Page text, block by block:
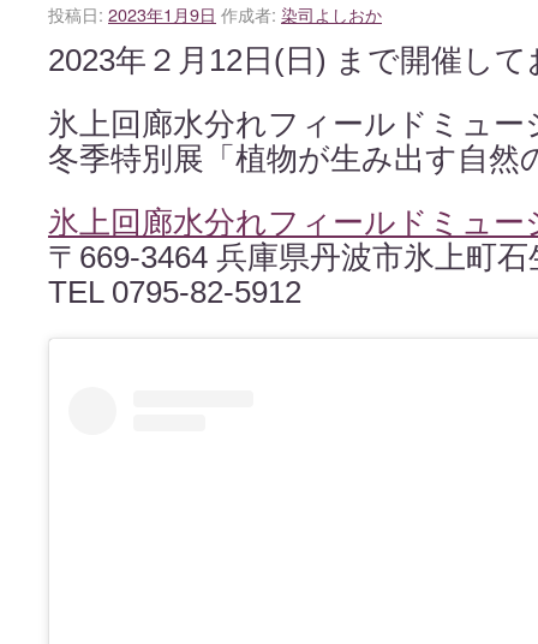
投稿日: 2023年1月9日 作成者: 染司よしおか
2023年２月12日(日) まで開催し
氷上回廊水分れフィールドミュー
冬季特別展「植物が生み出す自然
氷上回廊水分れフィールドミュー
〒669-3464 兵庫県丹波市氷上町石
TEL 0795-82-5912